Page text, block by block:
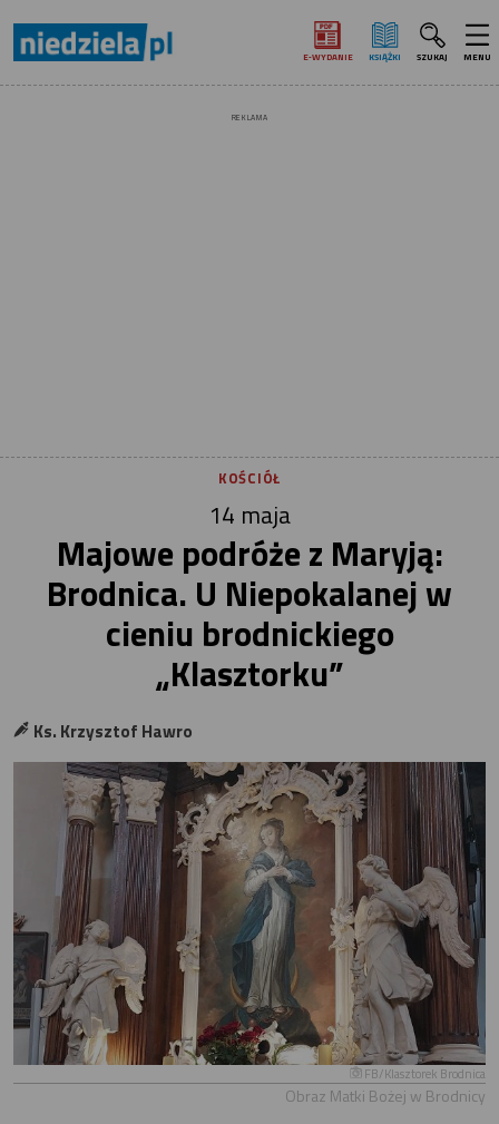
E‑WYDANIE KSIĄŻKI SZUKAJ MENU
REKLAMA
KOŚCIÓŁ
14 maja
Majowe podróże z Maryją:
Brodnica. U Niepokalanej w
cieniu brodnickiego
„Klasztorku”
Ks. Krzysztof Hawro
FB/Klasztorek Brodnica
Obraz Matki Bożej w Brodnicy